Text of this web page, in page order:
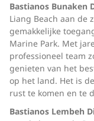
Bastianos Bunaken
Liang Beach aan de
gemakkelijke
Marine Park. Met
professioneel team
genieten van het
op het land. Het is
rust te komen en te
Bastianos Lembeh